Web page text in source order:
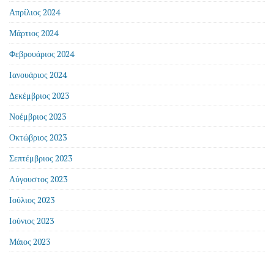
Απρίλιος 2024
Μάρτιος 2024
Φεβρουάριος 2024
Ιανουάριος 2024
Δεκέμβριος 2023
Νοέμβριος 2023
Οκτώβριος 2023
Σεπτέμβριος 2023
Αύγουστος 2023
Ιούλιος 2023
Ιούνιος 2023
Μάιος 2023